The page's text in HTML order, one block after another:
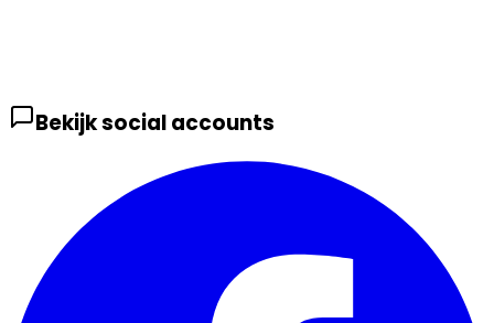
Bekijk social accounts